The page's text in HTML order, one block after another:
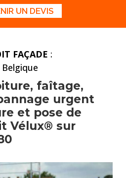
UN DEVIS
FAÇADE :
faîtage,
urgent
et pose de
Vélux® sur